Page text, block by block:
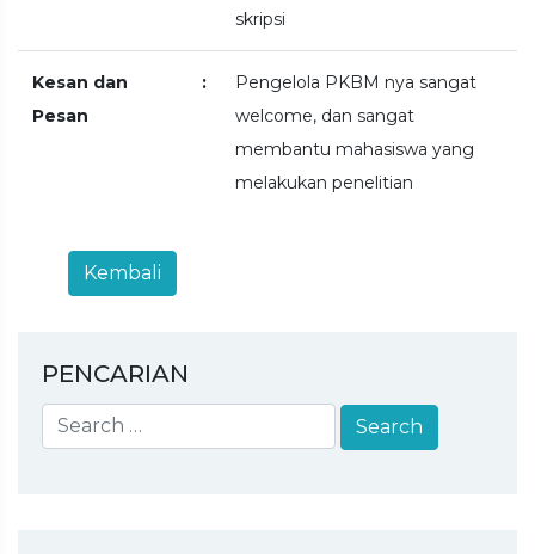
skripsi
Kesan dan
Pesan
:
Pengelola PKBM nya sangat
welcome, dan sangat
membantu mahasiswa yang
melakukan penelitian
PENCARIAN